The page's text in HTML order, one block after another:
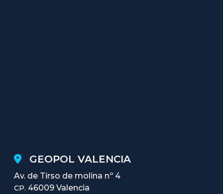
GEOPOL VALENCIA
Av. de Tirso de molina nº 4
CP. 46009 Valencia